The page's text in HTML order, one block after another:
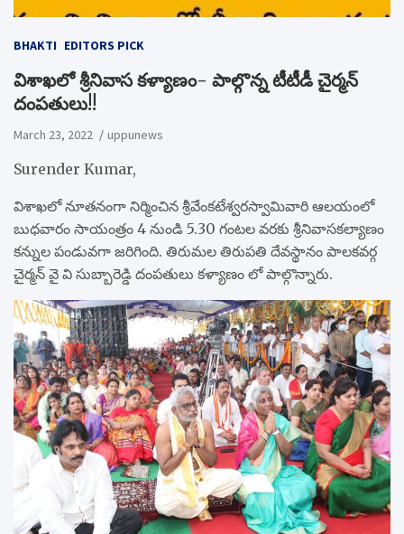
BHAKTI EDITORS PICK
విశాఖలో శ్రీనివాస కళ్యాణం- పాల్గొన్న టీటీడీ చైర్మన్
దంపతులు!!
March 23, 2022 uppunews
Surender Kumar,
విశాఖ‌లో నూతనంగా నిర్మించిన శ్రీవేంకటేశ్వరస్వామివారి ఆలయంలో
బుధవారం సాయంత్రం 4 నుండి 5.30 గంటల వరకు శ్రీనివాసకల్యాణం
క‌న్నుల పండువ‌గా జరిగింది. తిరుమల తిరుపతి దేవస్థానం పాలకవర్గ
చైర్మన్ వై వి సుబ్బారెడ్డి దంపతులు కళ్యాణం లో పాల్గొన్నారు.